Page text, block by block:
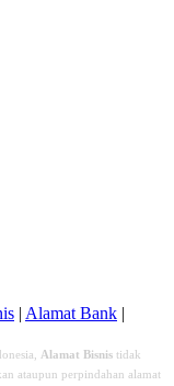
| Alamat Bank |
Alamat Bisnis tidak
ataupun perpindahan alamat